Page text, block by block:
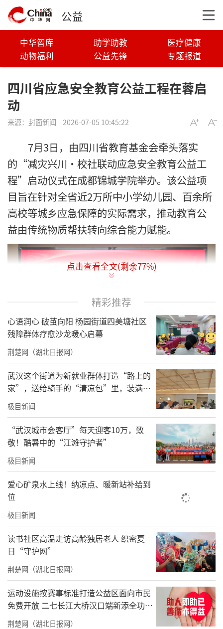
公益
中华智库 助学助教
医疗健康
动物福利
公益先锋 专题报道
四川省应急安全教育公益工程在蓉启
动
来源： 封面新闻 2026-07-05 10:45:22
7月3日，由四川省教育基金会牵头落实
的“减灾兴川·校社联动应急安全教育公益工
程”启动仪式在成都锦城学院举办。该公益项
目旨在针对全省近2万所中小学幼儿园、百余所
高校等城乡应急保障的实际需求，推动教育公
益由传统物质帮扶转向综合能力赋能。
活动覆盖了爱心企业捐赠签约、专家聘
任、爱心企业授牌，减灾兴川公益工程办公室
揭牌等多个环节。此外，嘉宾们还实地观摩了
成都锦城学院院士工作站、应急急救标准化基
地，直观了解高校应急学科建设与实训体系，
并在水域开展高新区防汛救援综合演练，完整
覆盖隐患排查、水域搜救、创伤救护、心肺复
苏、多方联动处置等实战科目，行业专家现场
复盘短板，提炼可全省复制的标准化处置流
程。
点击查看全文(剩余77%)
精彩推荐
心语润心 破茧向阳 杨园街道四美塘社区
残障群体疗愈沙龙暖心启幕
荆楚网（湖北日报网）
武汉这个街道为新就业群体打造“路上的
家”，送给骑手的“清凉包”里，装满了
城市的善意与细节
极目新闻
“武汉城市会客厅”每天迎客10万，致
敬！酷暑中的“江滩守护者”
极目新闻
爱心矿泉水上线！纳凉点、暖新站补给到
位
极目新闻
读书社区高温走访高龄独居老人 织密夏
日“守护网”
荆楚网（湖北日报网）
运动设施按赛事标准打造公益区面向市民
免费开放 二七长江大桥汉口端新添全功能
体育公园
荆楚网（湖北日报网）